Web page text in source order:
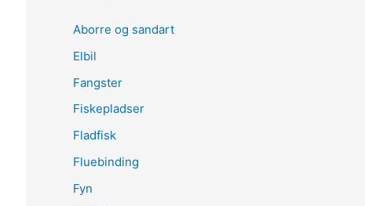
Aborre og sandart
Elbil
Fangster
Fiskepladser
Fladfisk
Fluebinding
Fyn